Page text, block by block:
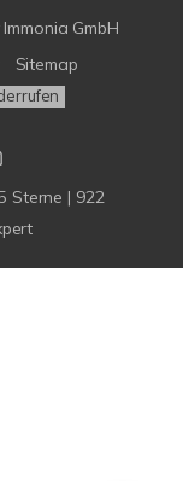
Immonia GmbH
Sitemap
Sterne | 922